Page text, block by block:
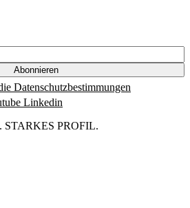
Datenschutzbestimmungen
Linkedin
STARKES PROFIL.